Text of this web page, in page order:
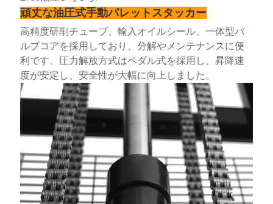
頑丈な油圧式手動パレットスタッカー
高精度研削チューブ、輸入オイルシール、一体型バ
ルブコアを採用しており、分解やメンテナンスに便
利です。圧力解放方式はペダル式を採用し、昇降速
度が安定し、安全性が大幅に向上しました。